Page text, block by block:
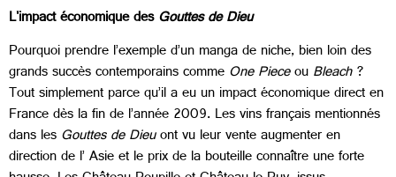
L'impact économique desGouttes de Dieu
Pourquoi prendre l’exemple d’un manga de niche, bien loin des
grands succès contemporains commeOne PieceouBleach?
Tout simplement parce qu’il a eu un impact économique direct en
France dès la fin de l’année 2009. Les vins français mentionnés
dans lesGouttes de Dieuont vu leur vente augmenter en
direction de l’ Asie et le prix de la bouteille connaître une forte